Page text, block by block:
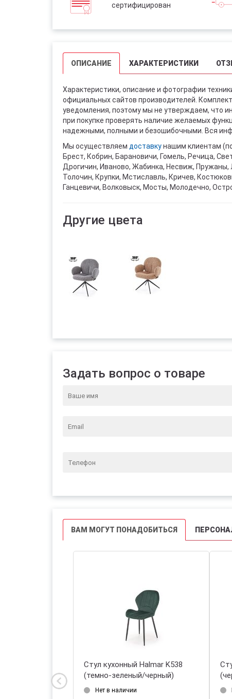
сертифицирован
ОПИСАНИЕ ХАРАКТЕРИСТИКИ
Характеристики, описание и фотографии
официальных сайтов производителей.
уведомления, поэтому мы не утверждаем, что
при покупке проверять наличие желаемых
надежными, полными и безошибочными. Вся
Мы осуществляем доставкунашим клиентам
Брест, Кобрин, Барановичи, Гомель, Речица,
Дрогичин, Иваново, Жабинка, Несвиж, Пружаны,
Толочин, Крупки, Мстиславль, Кричев,
Ганцевичи, Волковыск, Мосты, Молодечно,
Другие цвета
Задать вопрос о товаре
ВАМ МОГУТ ПОНАДОБИТЬСЯ
Стул кухонный Halmar K538
(темно-зеленый/черный)
Нет в наличии